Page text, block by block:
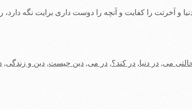
و آخرتت را كفايت و آنچه را دوست دارى برايت نگه دارد،
مى, در دنیا, در ‏كند؟, در مى, دین چیست, دین و زندگی,